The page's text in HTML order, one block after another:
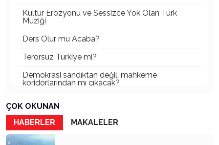
Kültür Erozyonu ve Sessizce Yok Olan Türk
Müziği
Ders Olur mu Acaba?
Terörsüz Türkiye mi?
Demokrasi sandıktan değil, mahkeme
koridorlarından mı çıkacak?
Gazetecinin kaderi!..
Turizmde Herşey Dahil Sistemi tartışılmalı
MB Başkanı ve Şimşek’e
ÇOK OKUNAN
HABERLER
MAKALELER